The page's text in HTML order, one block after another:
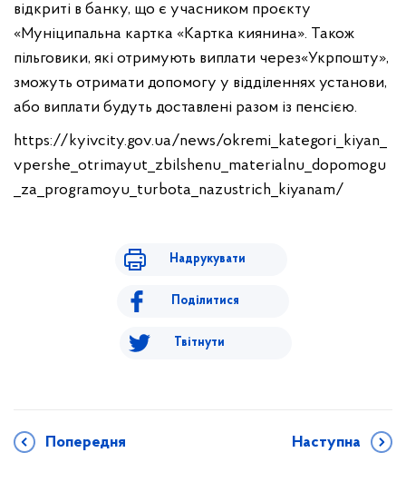
відкриті в банку, що є учасником проєкту
«Муніципальна картка «Картка киянина». Також
пільговики, які отримують виплати через«Укрпошту»,
зможуть отримати допомогу у відділеннях установи,
або виплати будуть доставлені разом із пенсією.
https://kyivcity.gov.ua/news/okremi_kategori_kiyan_
vpershe_otrimayut_zbilshenu_materialnu_dopomogu
_za_programoyu_turbota_nazustrich_kiyanam/
Надрукувати
Поділитися
Твітнути
Попередня Наступна